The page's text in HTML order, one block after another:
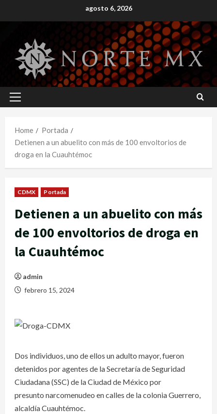
to
agosto 6, 2026
Primary
Home
Portada
Detienen a un abuelito con más de 100 envoltorios de
droga en la Cuauhtémoc
CDMX Portada
Detienen a un abuelito con más
de 100 envoltorios de droga en
la Cuauhtémoc
admin
febrero 15, 2024
Dos individuos, uno de ellos un adulto mayor, fueron
detenidos por agentes de la Secretaría de Seguridad
Ciudadana (SSC) de la Ciudad de México por
presunto narcomenudeo en calles de la colonia Guerrero,
alcaldía Cuauhtémoc.